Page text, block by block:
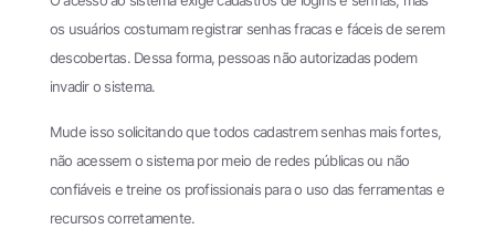
os usuários costumam registrar senhas fracas e fáceis de serem
descobertas. Dessa forma, pessoas não autorizadas podem
invadir o sistema.
Mude isso solicitando que todos cadastrem senhas mais fortes,
não acessem o sistema por meio de redes públicas ou não
confiáveis e treine os profissionais para o uso das ferramentas e
recursos corretamente.